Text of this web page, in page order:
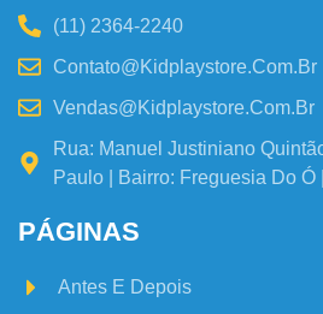
(11) 2364-2240
Contato@kidplaystore.com.br
Vendas@kidplaystore.com.br
Rua: Manuel Justiniano
Paulo | Bairro: Freguesia Do
PÁGINAS
Antes E Depois